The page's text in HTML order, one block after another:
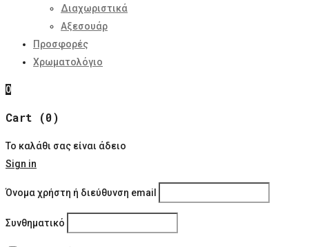
Διαχωριστικά
Αξεσουάρ
Προσφορές
Χρωματολόγιο
0
Cart (0)
Το καλάθι σας είναι άδειο
Sign in
Όνομα χρήστη ή διεύθυνση email
Συνθηματικό